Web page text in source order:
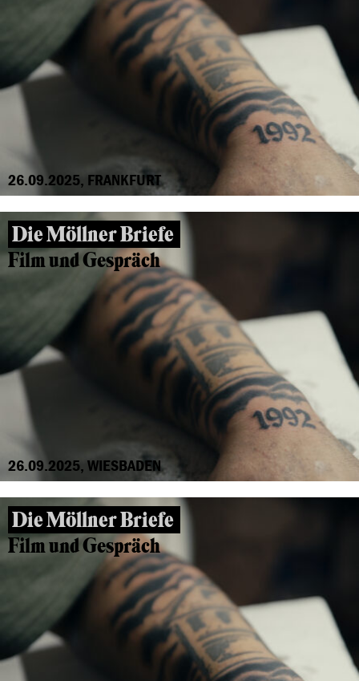
26.09.2025, FRANKFURT
Die Möllner Briefe
Film und Gespräch
26.09.2025, WIESBADEN
Die Möllner Briefe
Film und Gespräch